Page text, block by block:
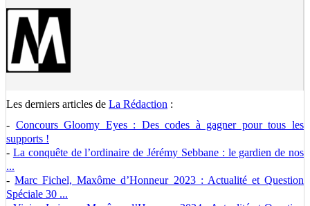
Les derniers articles de La Rédaction :
- Concours Gloomy Eyes : Des codes à gagner pour tous les
supports !
- La conquête de l’ordinaire de Jérémy Sebbane : le gardien de nos
...
-Marc Fichel, Maxôme d’Honneur 2023 : Actualité et Question
Spéciale 30 ...